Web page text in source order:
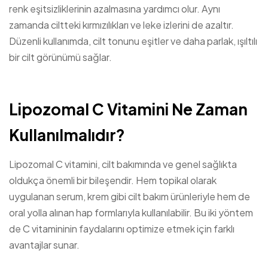
renk eşitsizliklerinin azalmasına yardımcı olur. Aynı
zamanda ciltteki kırmızılıkları ve leke izlerini de azaltır.
Düzenli kullanımda, cilt tonunu eşitler ve daha parlak, ışıltılı
bir cilt görünümü sağlar.
Lipozomal C Vitamini Ne Zaman
Kullanılmalıdır?
Lipozomal C vitamini, cilt bakımında ve genel sağlıkta
oldukça önemli bir bileşendir. Hem topikal olarak
uygulanan serum, krem gibi cilt bakım ürünleriyle hem de
oral yolla alınan hap formlarıyla kullanılabilir. Bu iki yöntem
de C vitamininin faydalarını optimize etmek için farklı
avantajlar sunar.